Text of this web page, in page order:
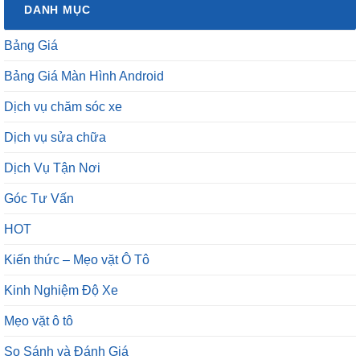
DANH MỤC
Bảng Giá
Bảng Giá Màn Hình Android
Dịch vụ chăm sóc xe
Dịch vụ sửa chữa
Dịch Vụ Tận Nơi
Góc Tư Vấn
HOT
Kiến thức – Mẹo vặt Ô Tô
Kinh Nghiệm Độ Xe
Mẹo vặt ô tô
So Sánh và Đánh Giá